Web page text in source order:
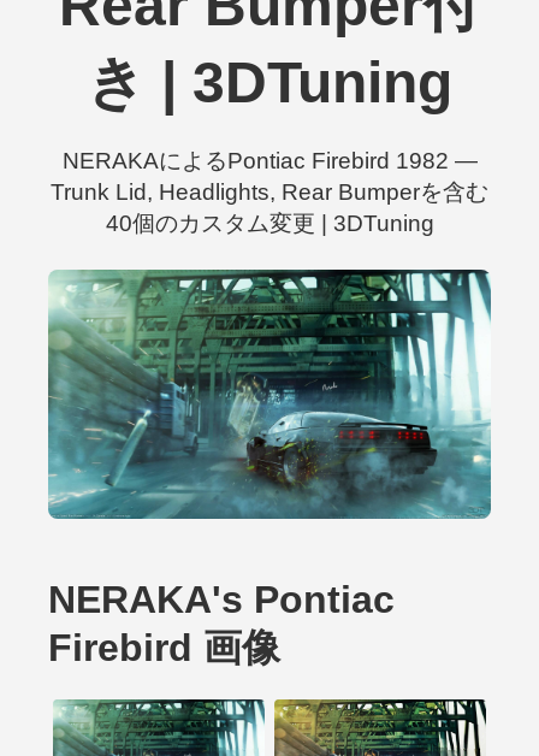
き | 3DTuning
NERAKAによるPontiac Firebird 1982 —
Trunk Lid, Headlights, Rear Bumperを含む
40個のカスタム変更 | 3DTuning
NERAKA's Pontiac
Firebird 画像